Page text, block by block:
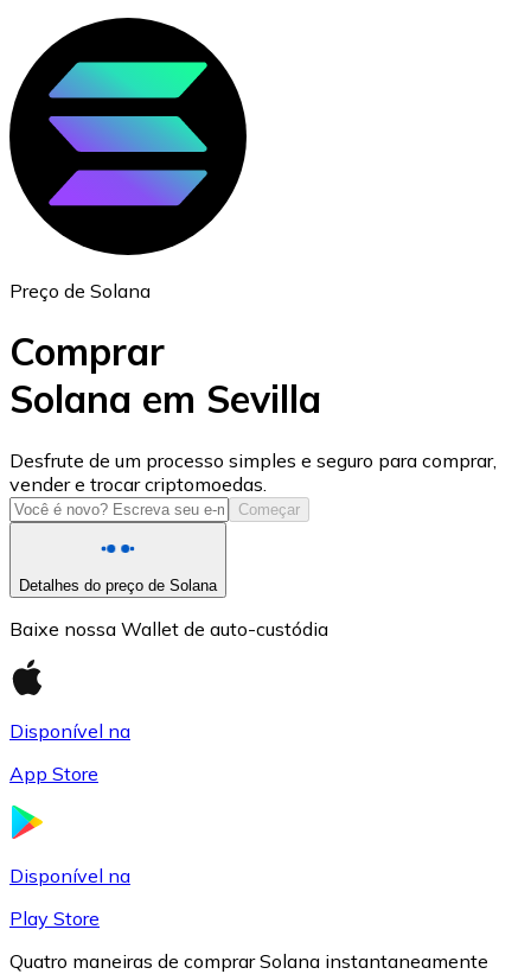
ETH
USD Coin
USDC
Preço de Solana
Comprar
Solana em Sevilla
Desfrute de um processo simples e seguro para comprar,
vender e trocar criptomoedas.
Começar
Detalhes do preço de Solana
Baixe nossa Wallet de auto-custódia
Disponível na
App Store
Disponível na
Play Store
Quatro maneiras de comprar Solana instantaneamente